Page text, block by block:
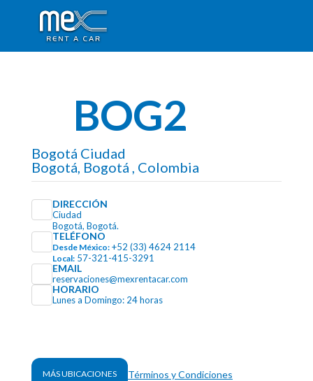
BOG2
Bogotá Ciudad
Bogotá, Bogotá , Colombia
DIRECCIÓN
Ciudad
Bogotá, Bogotá.
TELÉFONO
Desde México: +52 (33) 4624 2114
Local: 57-321-415-3291
EMAIL
reservaciones@mexrentacar.com
HORARIO
Lunes a Domingo: 24 horas
MÁS UBICACIONES Términos y Condiciones